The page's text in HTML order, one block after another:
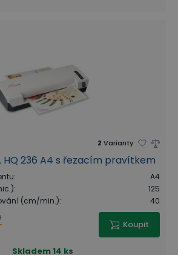
2 Varianty
HQ 236 A4 s řezacím pravítkem
:
A4
:
125
(cm/min.): 40
Koupit
Skladem14 ks